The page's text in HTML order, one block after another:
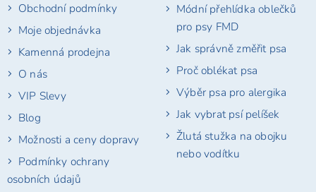
Obchodní podmínky
Moje objednávka
Kamenná prodejna
O nás
VIP Slevy
Blog
Možnosti a ceny dopravy
Podmínky ochrany
osobních údajů
Módní přehlídka oblečků
pro psy FMD
Jak správně změřit psa
Proč oblékat psa
Výběr psa pro alergika
Jak vybrat psí pelíšek
Žlutá stužka na obojku
nebo vodítku